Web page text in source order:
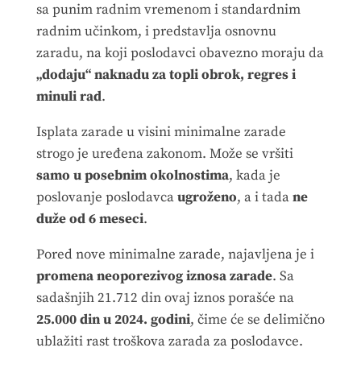
sa punim radnim vremenom i standardnim
radnim učinkom, i predstavlja osnovnu
zaradu, na koji poslodavci obavezno moraju da
„dodaju“ naknadu za topli obrok, regres i
minuli rad.
Isplata zarade u visini minimalne zarade
strogo je uređena zakonom. Može se vršiti
samo u posebnim okolnostima, kada je
poslovanje poslodavcaugroženo, a i tadane
duže od 6 meseci.
Pored nove minimalne zarade, najavljena je i
promena neoporezivog iznosa zarade. Sa
sadašnjih 21.712 din ovaj iznos porašće na
25.000 din u 2024. godini, čime će se delimično
ublažiti rast troškova zarada za poslodavce.